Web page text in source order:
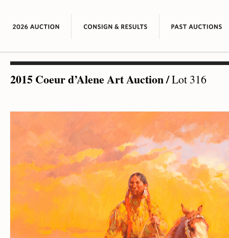
2015 Coeur d’Alene Art Auction/Lot 316